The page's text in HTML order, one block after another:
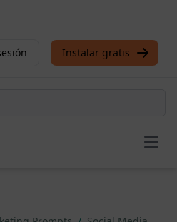
Instalar gratis